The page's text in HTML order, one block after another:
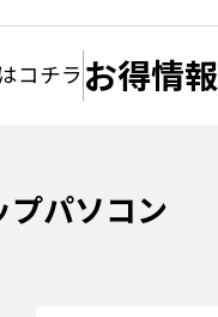
コチラ お得情
プパソコン